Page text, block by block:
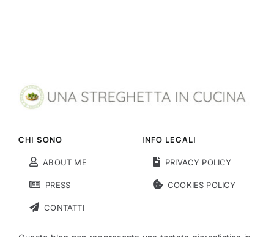
CHI SONO
ABOUT ME
PRESS
CONTATTI
INFO LEGALI
PRIVACY POLICY
COOKIES POLICY